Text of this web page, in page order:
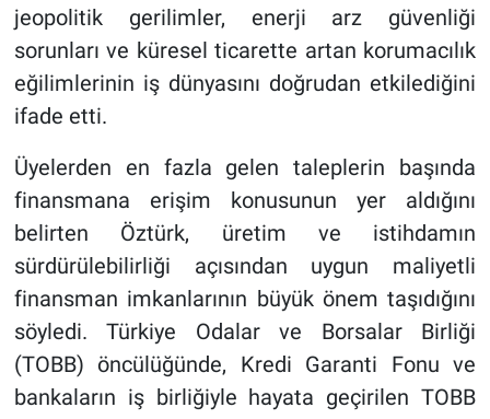
jeopolitik gerilimler, enerji arz güvenliği
sorunları ve küresel ticarette artan korumacılık
eğilimlerinin iş dünyasını doğrudan etkilediğini
ifade etti.
Üyelerden en fazla gelen taleplerin başında
finansmana erişim konusunun yer aldığını
belirten Öztürk, üretim ve istihdamın
sürdürülebilirliği açısından uygun maliyetli
finansman imkanlarının büyük önem taşıdığını
söyledi. Türkiye Odalar ve Borsalar Birliği
(TOBB) öncülüğünde, Kredi Garanti Fonu ve
bankaların iş birliğiyle hayata geçirilen TOBB